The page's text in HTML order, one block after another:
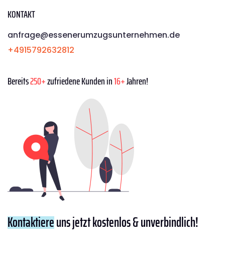
KONTAKT
anfrage@essenerumzugsunternehmen.de
+4915792632812
Bereits250+zufriedene Kunden in16+Jahren!
Kontaktiereuns jetzt kostenlos & unverbindlich!